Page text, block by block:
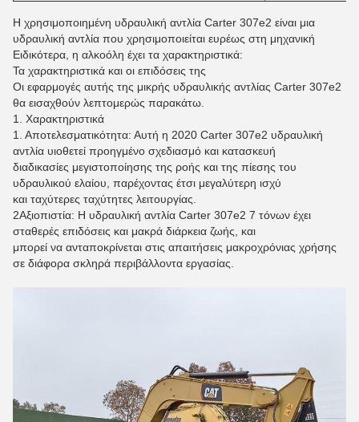
Η χρησιμοποιημένη υδραυλική αντλία Carter 307e2 είναι μια
υδραυλική αντλία που χρησιμοποιείται ευρέως στη μηχανική
Ειδικότερα, η αλκοόλη έχει τα χαρακτηριστικά:
Τα χαρακτηριστικά και οι επιδόσεις της
Οι εφαρμογές αυτής της μικρής υδραυλικής αντλίας Carter 307e2
θα εισαχθούν λεπτομερώς παρακάτω.
1. Χαρακτηριστικά
1. Αποτελεσματικότητα: Αυτή η 2020 Carter 307e2 υδραυλική
αντλία υιοθετεί προηγμένο σχεδιασμό και κατασκευή
διαδικασίες μεγιστοποίησης της ροής και της πίεσης του
υδραυλικού ελαίου, παρέχοντας έτσι μεγαλύτερη ισχύ
και ταχύτερες ταχύτητες λειτουργίας.
2Αξιοπιστία: Η υδραυλική αντλία Carter 307e2 7 τόνων έχει
σταθερές επιδόσεις και μακρά διάρκεια ζωής, και
μπορεί να ανταποκρίνεται στις απαιτήσεις μακροχρόνιας χρήσης
σε διάφορα σκληρά περιβάλλοντα εργασίας.